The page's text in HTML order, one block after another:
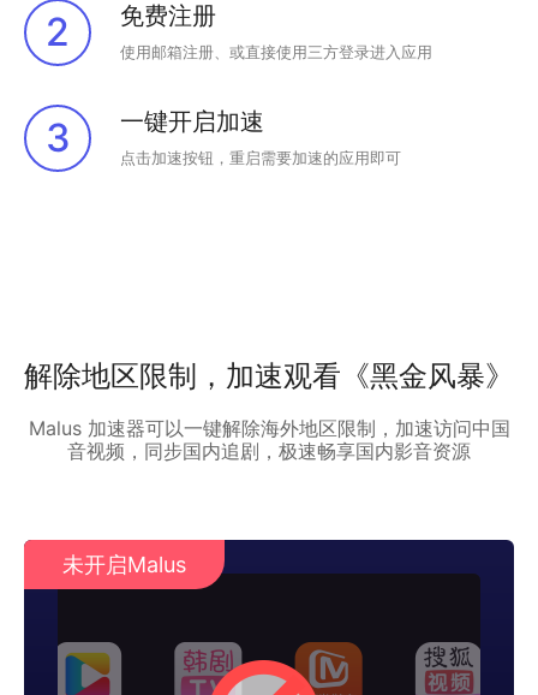
2 免费注册
使用邮箱注册、或直接使用三方登录进入应用
3 一键开启加速
点击加速按钮，重启需要加速的应用即可
解除地区限制，加速观看《黑金风暴》
Malus 加速器可以一键解除海外地区限制，加速访问中国
音视频，同步国内追剧，极速畅享国内影音资源
未开启Malus